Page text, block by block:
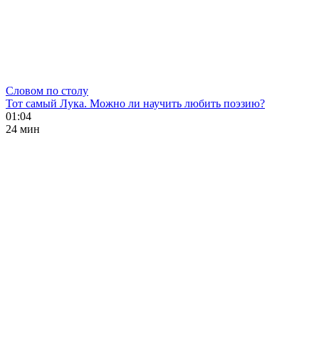
Словом по столу
Тот самый Лука. Можно ли научить любить поэзию?
01:04
24 мин